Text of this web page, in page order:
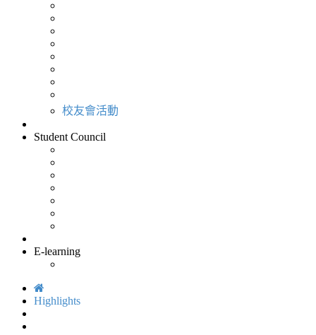
校友會活動
Student Council
E-learning
Highlights